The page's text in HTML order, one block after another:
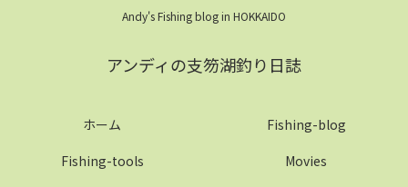
Andy's Fishing blog in HOKKAIDO
アンディの支笏湖釣り日誌
ホーム
Fishing-blog
Fishing-tools
Movies